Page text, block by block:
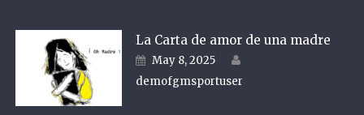
La Carta de amor de una madre
Posted on
May 8, 2025
demofgmsportuser